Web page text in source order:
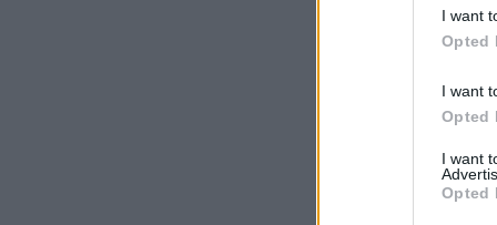
I want
Opted
I want
Opted
I want
Opted
keze, viszont
buszon akart
felszállt a
vizsgálatot
bizonyítja az
elmenekültek a